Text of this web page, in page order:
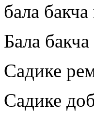
бала
Бала бакча
Садике
Садике